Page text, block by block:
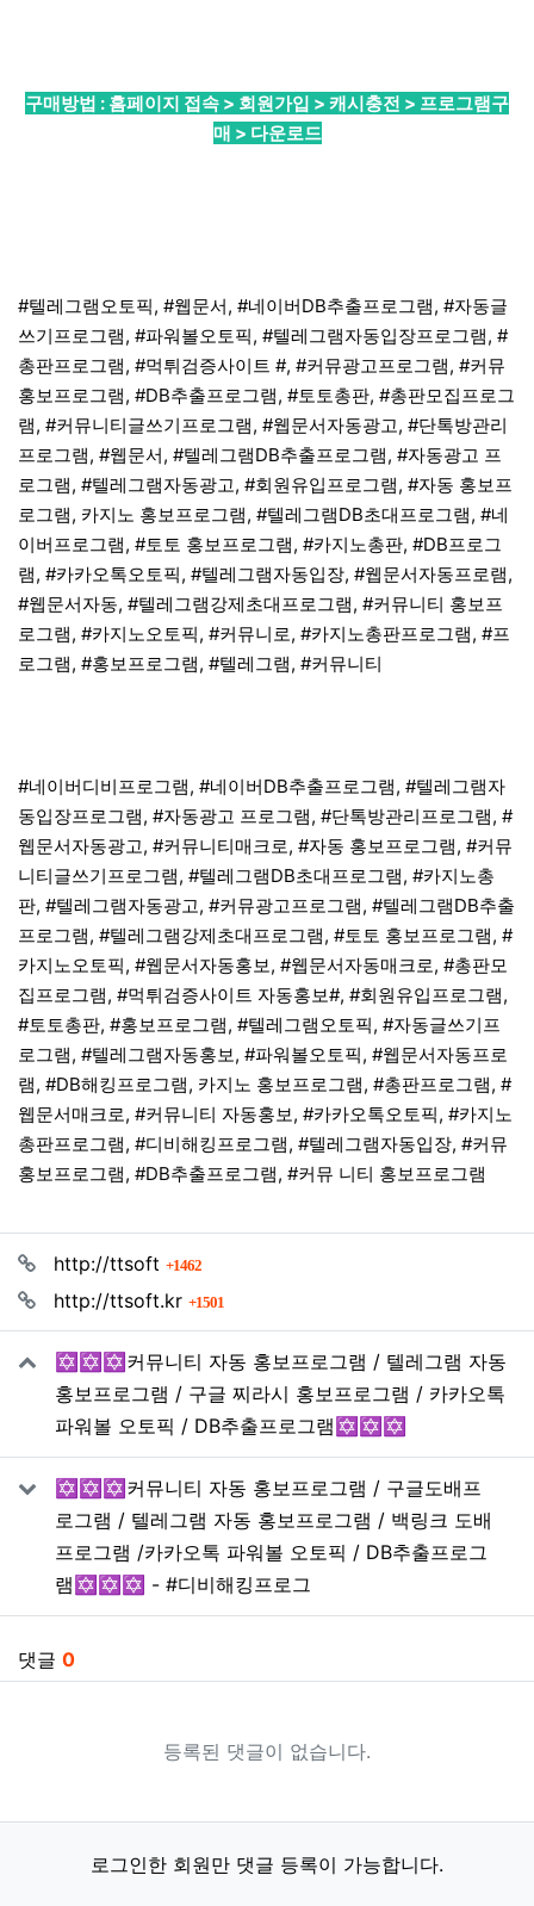
구매방법 : 홈페이지 접속 > 회원가입 > 캐시충전 > 프로그램구
매 > 다운로드
#텔레그램오토픽, #웹문서, #네이버DB추출프로그램, #자동글
쓰기프로그램, #파워볼오토픽, #텔레그램자동입장프로그램, #
총판프로그램, #먹튀검증사이트 #, #커뮤광고프로그램, #커뮤
홍보프로그램, #DB추출프로그램, #토토총판, #총판모집프로그
램, #커뮤니티글쓰기프로그램, #웹문서자동광고, #단톡방관리
프로그램, #웹문서, #텔레그램DB추출프로그램, #자동광고 프
로그램, #텔레그램자동광고, #회원유입프로그램, #자동 홍보프
로그램, 카지노 홍보프로그램, #텔레그램DB초대프로그램, #네
이버프로그램, #토토 홍보프로그램, #카지노총판, #DB프로그
램, #카카오톡오토픽, #텔레그램자동입장, #웹문서자동프로램,
#웹문서자동, #텔레그램강제초대프로그램, #커뮤니티 홍보프
로그램, #카지노오토픽, #커뮤니로, #카지노총판프로그램, #프
로그램, #홍보프로그램, #텔레그램, #커뮤니티
#네이버디비프로그램, #네이버DB추출프로그램, #텔레그램자
동입장프로그램, #자동광고 프로그램, #단톡방관리프로그램, #
웹문서자동광고, #커뮤니티매크로, #자동 홍보프로그램, #커뮤
니티글쓰기프로그램, #텔레그램DB초대프로그램, #카지노총
판, #텔레그램자동광고, #커뮤광고프로그램, #텔레그램DB추출
프로그램, #텔레그램강제초대프로그램, #토토 홍보프로그램, #
카지노오토픽, #웹문서자동홍보, #웹문서자동매크로, #총판모
집프로그램, #먹튀검증사이트 자동홍보#, #회원유입프로그램,
#토토총판, #홍보프로그램, #텔레그램오토픽, #자동글쓰기프
로그램, #텔레그램자동홍보, #파워볼오토픽, #웹문서자동프로
램, #DB해킹프로그램, 카지노 홍보프로그램, #총판프로그램, #
웹문서매크로, #커뮤니티 자동홍보, #카카오톡오토픽, #카지노
총판프로그램, #디비해킹프로그램, #텔레그램자동입장, #커뮤
홍보프로그램, #DB추출프로그램, #커뮤 니티 홍보프로그램
http://ttsoft 1462회 연결
http://ttsoft.kr
1501
✡️✡️✡️커뮤니티 자동 홍보프로그램 / 텔레그램 자동
홍보프로그램 / 구글 찌라시 홍보프로그램 / 카카오톡
파워볼 오토픽 / DB추출프로그램✡️✡️✡️
✡️✡️✡️커뮤니티 자동 홍보프로그램 / 구글도배프
로그램 / 텔레그램 자동 홍보프로그램 / 백링크 도배
프로그램 /카카오톡 파워볼 오토픽 / DB추출프로그
램✡️✡️✡️ - #디비해킹프로그
댓글 0
등록된 댓글이 없습니다.
로그인한 회원만 댓글 등록이 가능합니다.